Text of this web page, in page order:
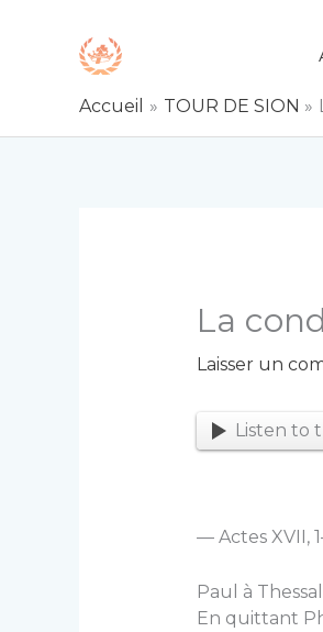
Accueil TOUR DE SION
La
Laisser un
Listen to
— Actes XVII,
Paul à
En quittant